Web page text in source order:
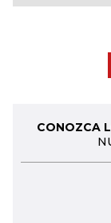
CONOZCA